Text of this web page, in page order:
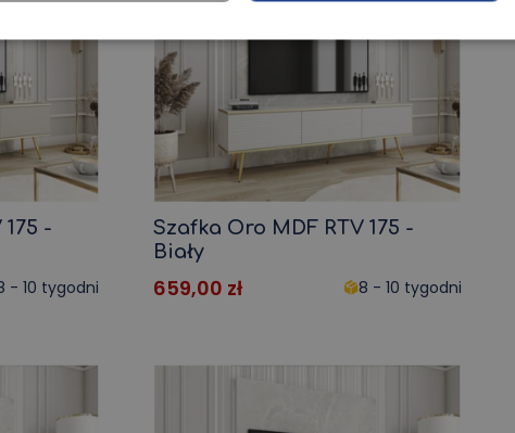
-
- 10 tygodni
Szafka Oro MDF RTV 175 -
Biały
659,00 zł 8 - 10 tygodni